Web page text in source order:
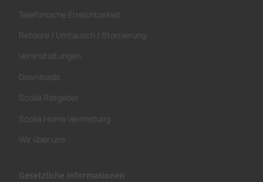
Telefonische Erreichbarkeit
Retoure / Umtausch / Stornierung
Veranstaltungen
Downloads
Scolia Ratgeber
Scolia Home Vermietung
Wir über uns
Gesetzliche Informationen